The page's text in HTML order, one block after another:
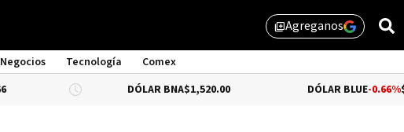
library_addAgreganos
Negocios Tecnología
Comex
DÓLAR BNA $1,520.00 DÓLAR BLUE-0.66% $1,530.00